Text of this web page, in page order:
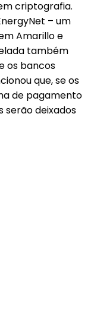
criptografia.
– um
Amarillo e
também
os bancos
que, se os
de pagamento
serão deixados